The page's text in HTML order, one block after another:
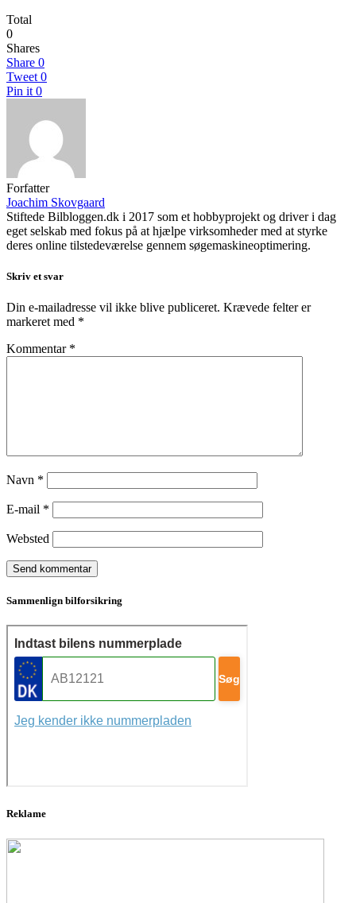
Total
0
Shares
Share 0
Tweet 0
Pin it 0
Forfatter
Joachim Skovgaard
Stiftede Bilbloggen.dk i 2017 som et hobbyprojekt og driver i dag
eget selskab med fokus på at hjælpe virksomheder med at styrke
deres online tilstedeværelse gennem søgemaskineoptimering.
Skriv et svar
Din e-mailadresse vil ikke blive publiceret. Krævede felter er
markeret med *
Kommentar *
Navn *
E-mail *
Websted
Sammenlign bilforsikring
Reklame